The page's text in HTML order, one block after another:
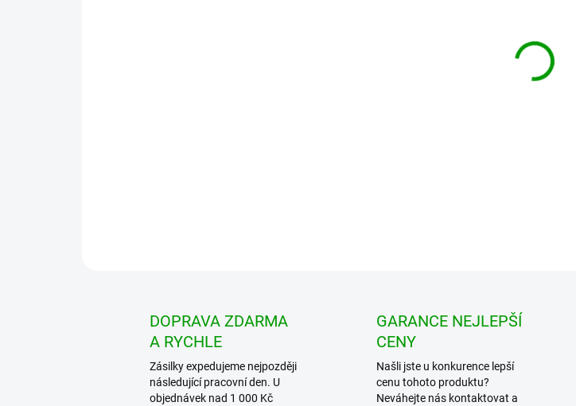
DOPRAVA ZDARMA
A RYCHLE
Zásilky expedujeme nejpozději
následující pracovní den. U
objednávek nad 1 000 Kč
GARANCE NEJLEPŠÍ
CENY
Našli jste u konkurence lepší
cenu tohoto produktu?
Neváhejte nás kontaktovat a